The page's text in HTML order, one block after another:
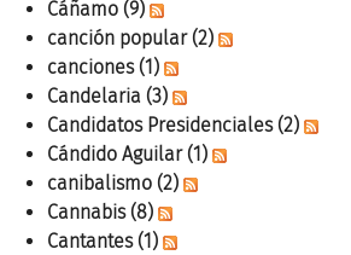
Cáñamo (9)
canción popular (2)
canciones (1)
Candelaria (3)
Candidatos Presidenciales (2)
Cándido Aguilar (1)
canibalismo (2)
Cannabis (8)
Cantantes (1)